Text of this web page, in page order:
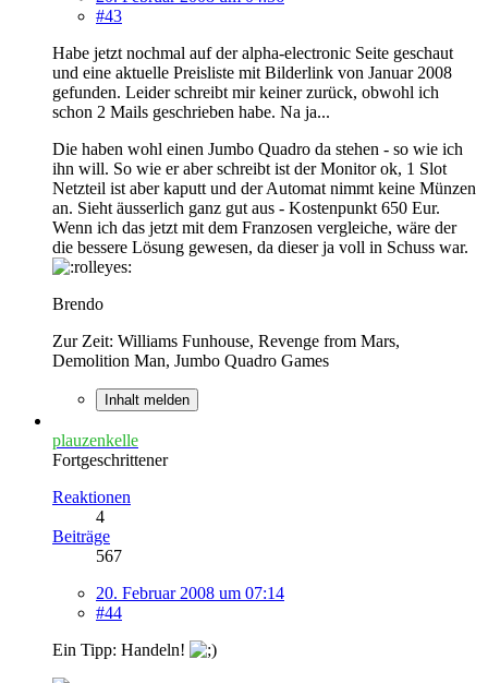
#43
Habe jetzt nochmal auf der alpha-electronic Seite geschaut
und eine aktuelle Preisliste mit Bilderlink von Januar 2008
gefunden. Leider schreibt mir keiner zurück, obwohl ich
schon 2 Mails geschrieben habe. Na ja...
Die haben wohl einen Jumbo Quadro da stehen - so wie ich
ihn will. So wie er aber schreibt ist der Monitor ok, 1 Slot
Netzteil ist aber kaputt und der Automat nimmt keine Münzen
an. Sieht äusserlich ganz gut aus - Kostenpunkt 650 Eur.
Wenn ich das jetzt mit dem Franzosen vergleiche, wäre der
die bessere Lösung gewesen, da dieser ja voll in Schuss war.
Brendo
Zur Zeit: Williams Funhouse, Revenge from Mars,
Demolition Man, Jumbo Quadro Games
Inhalt melden
plauzenkelle
Fortgeschrittener
Reaktionen
4
Beiträge
567
20. Februar 2008 um 07:14
#44
Ein Tipp: Handeln!